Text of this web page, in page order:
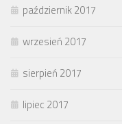
październik 2017
wrzesień 2017
sierpień 2017
lipiec 2017